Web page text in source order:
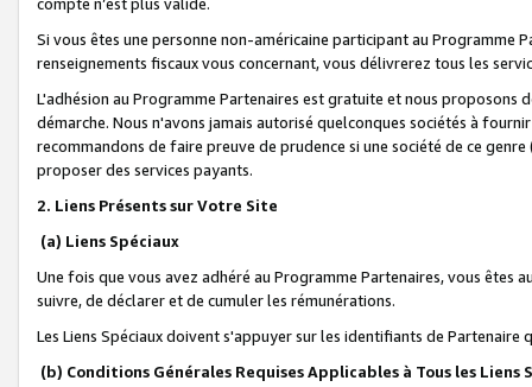
Si vous êtes une personne non-américaine participant au
renseignements fiscaux vous concernant, vous délivrerez tous les
L'adhésion au Programme Partenaires est gratuite et nous proposons
démarche. Nous n'avons jamais autorisé quelconques sociétés à
recommandons de faire preuve de prudence si une société de ce
proposer des services payants.
2. Liens Présents sur Votre Site
(a) Liens Spéciaux
Une fois que vous avez adhéré au Programme Partenaires, vous êtes
suivre, de déclarer et de cumuler les rémunérations.
Les Liens Spéciaux doivent s'appuyer sur les identifiants de Partenaire
(b) Conditions Générales Requises Applicables à Tous les Liens